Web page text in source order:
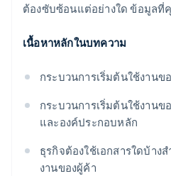
ต้องซับซ้อนแต่อย่างใด ข้อมูลที่
เนื้อหาหลักในบทความ
กระบวนการเริ่มต้นใช้งานข
กระบวนการเริ่มต้นใช้งานข
และองค์ประกอบหลัก
ธุรกิจต้องใช้เอกสารใดบ้าง
งานของผู้ค้า